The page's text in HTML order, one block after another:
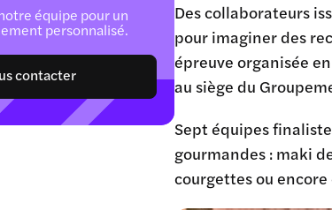
équipe pour un
personnalisé.
contacter
Des collaborateurs
pour imaginer des
épreuve organisée
au siège du
Sept équipes
gourmandes : maki
courgettes ou